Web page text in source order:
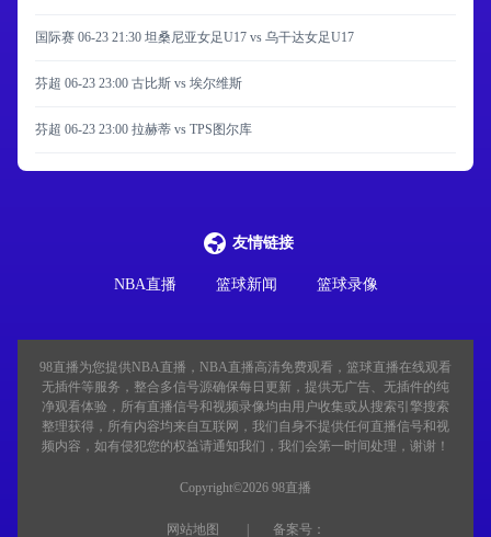
国际赛 06-23 21:30 坦桑尼亚女足U17 vs 乌干达女足U17
芬超 06-23 23:00 古比斯 vs 埃尔维斯
芬超 06-23 23:00 拉赫蒂 vs TPS图尔库
友情链接
NBA直播 篮球新闻 篮球录像
98直播为您提供NBA直播，NBA直播高清免费观看，篮球直播在线观看
无插件等服务，整合多信号源确保每日更新，提供无广告、无插件的纯
净观看体验，所有直播信号和视频录像均由用户收集或从搜索引擎搜索
整理获得，所有内容均来自互联网，我们自身不提供任何直播信号和视
频内容，如有侵犯您的权益请通知我们，我们会第一时间处理，谢谢！
Copyright©2026 98直播
网站地图 备案号：